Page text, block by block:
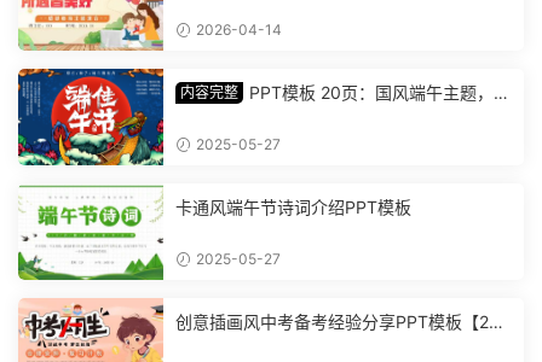
2026-04-14
内容完整
PPT模板 20页：国风端午主题，丰
278】2025-05-27
卡通风端午节诗词介绍PPT模板
2025-05-27
创意插画风中考备考经验分享PPT模板【202